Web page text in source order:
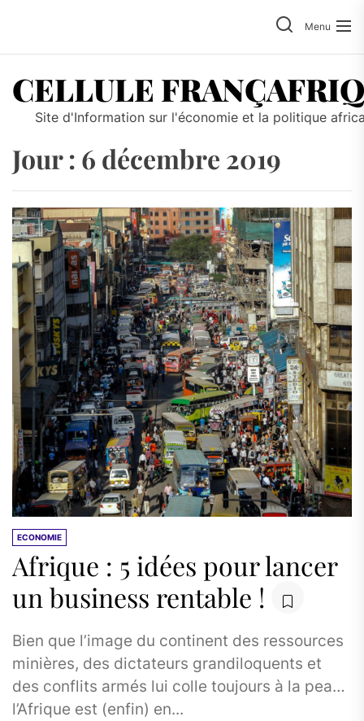
Menu
CELLULE
Site d'Information sur l'économie et la politique
Jour : 6 décembre 2019
ECONOMIE
Afrique : 5 idées pour lancer
un business rentable !
Bien que l’image du continent des ressources
minières, des dictateurs grandiloquents et
des conflits armés lui colle toujours à la peau,
l’Afrique est (enfin) en...